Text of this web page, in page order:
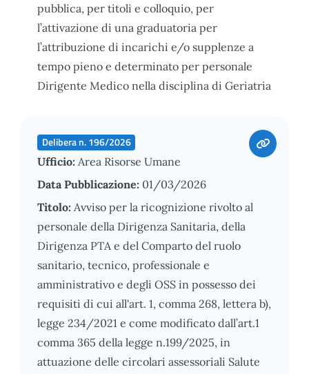
pubblica, per titoli e colloquio, per
l’attivazione di una graduatoria per
l’attribuzione di incarichi e/o supplenze a
tempo pieno e determinato per personale
Dirigente Medico nella disciplina di Geriatria
Delibera n. 196/2026
Ufficio: Area Risorse Umane
Data Pubblicazione: 01/03/2026
Titolo: Avviso per la ricognizione rivolto al
personale della Dirigenza Sanitaria, della
Dirigenza PTA e del Comparto del ruolo
sanitario, tecnico, professionale e
amministrativo e degli OSS in possesso dei
requisiti di cui all'art. 1, comma 268, lettera b),
legge 234/2021 e come modificato dall’art.1
comma 365 della legge n.199/2025, in
attuazione delle circolari assessoriali Salute